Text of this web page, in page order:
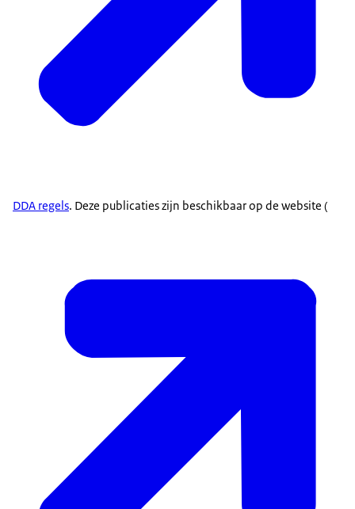
DDA regels. Deze publicaties zijn beschikbaar op de website (